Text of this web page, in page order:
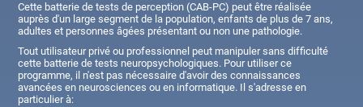
Cette batterie de tests de perception (CAB-PC) peut être réalisée
auprès d'un large segment de la population, enfants de plus de 7 ans,
adultes et personnes âgées présentant ou non une pathologie.
Tout utilisateur privé ou professionnel peut manipuler sans difficulté
cette batterie de tests neuropsychologiques. Pour utiliser ce
programme, il n'est pas nécessaire d'avoir des connaissances
avancées en neurosciences ou en informatique. Il s'adresse en
particulier à: